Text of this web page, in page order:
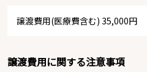
譲渡費用(医療費含む) 35,000円
譲渡費用に関する注意事項